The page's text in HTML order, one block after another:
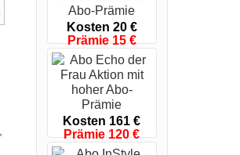
Kosten 20 €
Prämie 15 €
sol. Vorrat reicht
Kosten 161 €
Prämie 120 €
nur bis 09.08.26